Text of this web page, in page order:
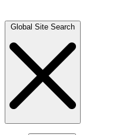
Global Site Search